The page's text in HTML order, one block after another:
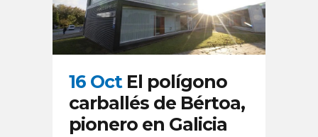
16 Oct El polígono
carballés de Bértoa,
pionero en Galicia